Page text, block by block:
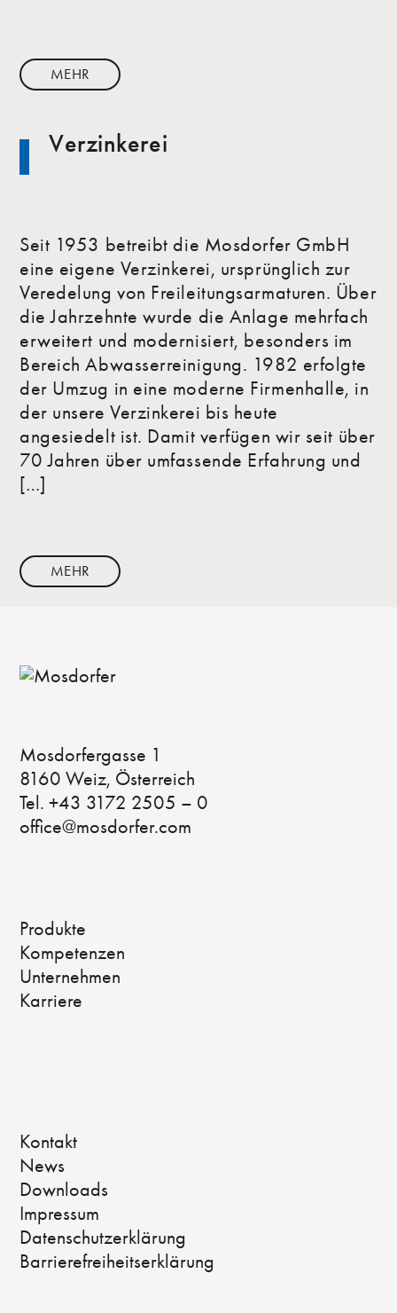
MEHR
Verzinkerei
Seit 1953 betreibt die Mosdorfer GmbH
eine eigene Verzinkerei, ursprünglich zur
Veredelung von Freileitungsarmaturen. Über
die Jahrzehnte wurde die Anlage mehrfach
erweitert und modernisiert, besonders im
Bereich Abwasserreinigung. 1982 erfolgte
der Umzug in eine moderne Firmenhalle, in
der unsere Verzinkerei bis heute
angesiedelt ist. Damit verfügen wir seit über
70 Jahren über umfassende Erfahrung und
[…]
MEHR
Mosdorfergasse 1
8160 Weiz, Österreich
Tel. +43 3172 2505 – 0
office@mosdorfer.com
Produkte
Kompetenzen
Unternehmen
Karriere
Kontakt
News
Downloads
Impressum
Datenschutzerklärung
Barrierefreiheitserklärung